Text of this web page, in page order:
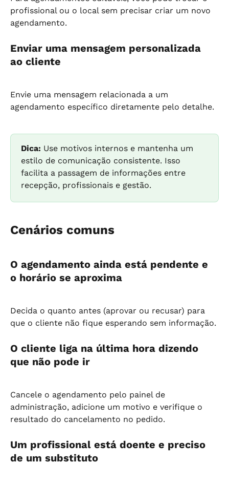
profissional ou o local sem precisar criar um novo
agendamento.
Enviar uma mensagem personalizada
ao cliente
Envie uma mensagem relacionada a um
agendamento específico diretamente pelo detalhe.
Dica: Use motivos internos e mantenha um
estilo de comunicação consistente. Isso
facilita a passagem de informações entre
recepção, profissionais e gestão.
Cenários comuns
O agendamento ainda está pendente e
o horário se aproxima
Decida o quanto antes (aprovar ou recusar) para
que o cliente não fique esperando sem informação.
O cliente liga na última hora dizendo
que não pode ir
Cancele o agendamento pelo painel de
administração, adicione um motivo e verifique o
resultado do cancelamento no pedido.
Um profissional está doente e preciso
de um substituto